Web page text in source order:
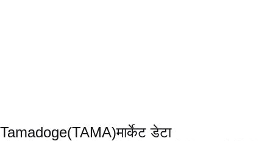
Tamadoge(TAMA)मार्केट डेटा